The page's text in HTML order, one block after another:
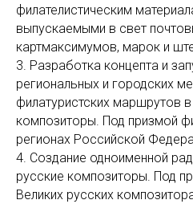
филателистическим
выпускаемыми в свет
картмаксимумов, марок и
3. Разработка концепта и
региональных и городских
филатуристских маршрутов
композиторы. Под призмой
регионах Российской
4. Создание одноименной
русские композиторы. Под
Великих русских